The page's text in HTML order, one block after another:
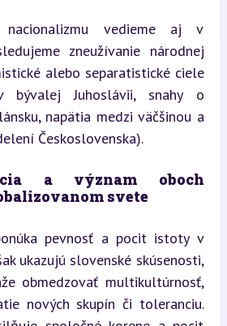
nacionalizmu vedieme aj v
zneužívanie národnej
alebo separatistické ciele
bývalej Juhoslávii, snahy o
napätia medzi väčšinou a
Československa).
a význam oboch
svete
pevnosť a pocit istoty v
ukazujú slovenské skúsenosti,
obmedzovať multikultúrnosť,
nových skupín či toleranciu.